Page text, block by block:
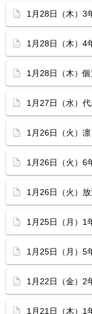
1月28日（木）3
1月28日（木）4
1月28日（木）
1月27日（水）
1月26日（火）
1月26日（火）6
1月26日（火）
1月25日（月）1
1月25日（月）5
1月22日（金）2
1月21日（木）1